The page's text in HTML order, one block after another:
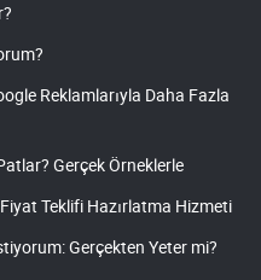
Reklamlarıyla Daha Fazla
Gerçek Örneklerle
Teklifi Hazırlatma Hizmeti
Gerçekten Yeter mi?